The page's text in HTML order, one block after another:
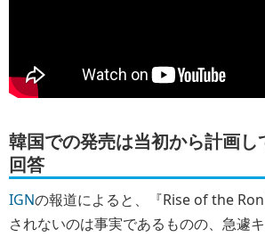
韓国での発売は当初から計画し
回答
IGNの報道によると、『Rise of the
されないのは事実であるものの、急遽